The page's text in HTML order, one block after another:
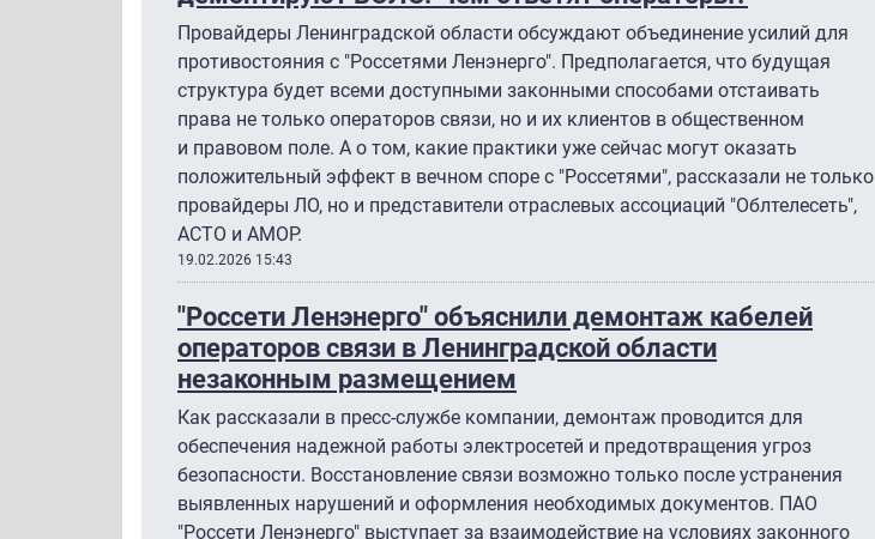
Провайдеры Ленинградской области обсуждают объединение усилий для
противостояния с "Россетями Ленэнерго". Предполагается, что будущая
структура будет всеми доступными законными способами отстаивать
права не только операторов связи, но и их клиентов в общественном
и правовом поле. А о том, какие практики уже сейчас могут оказать
положительный эффект в вечном споре с "Россетями", рассказали не только
провайдеры ЛО, но и представители отраслевых ассоциаций "Облтелесеть",
АСТО и АМОР.
19.02.2026 15:43
"Россети Ленэнерго" объяснили демонтаж кабелей
операторов связи в Ленинградской области
незаконным размещением
Как рассказали в пресс-службе компании, демонтаж проводится для
обеспечения надежной работы электросетей и предотвращения угроз
безопасности. Восстановление связи возможно только после устранения
выявленных нарушений и оформления необходимых документов. ПАО
"Россети Ленэнерго" выступает за взаимодействие на условиях законного